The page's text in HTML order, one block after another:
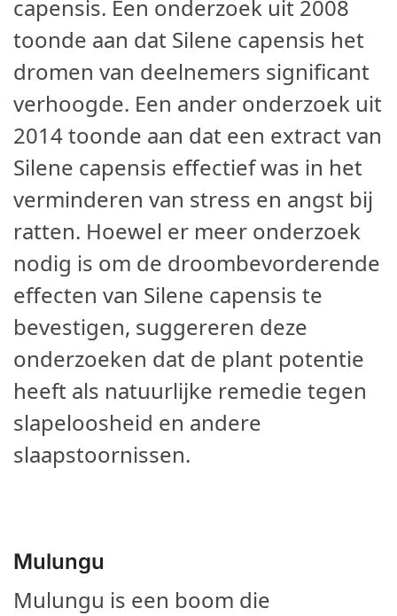
capensis. Een onderzoek uit 2008
toonde aan dat Silene capensis het
dromen van deelnemers significant
verhoogde. Een ander onderzoek uit
2014 toonde aan dat een extract van
Silene capensis effectief was in het
verminderen van stress en angst bij
ratten. Hoewel er meer onderzoek
nodig is om de droombevorderende
effecten van Silene capensis te
bevestigen, suggereren deze
onderzoeken dat de plant potentie
heeft als natuurlijke remedie tegen
slapeloosheid en andere
slaapstoornissen.
Mulungu
Mulungu is een boom die